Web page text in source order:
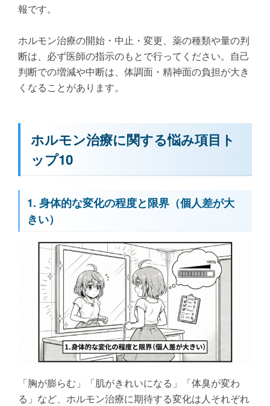
報です。
ホルモン治療の開始・中止・変更、薬の種類や量の判
断は、必ず医師の指示のもとで行ってください。自己
判断での増減や中断は、体調面・精神面の負担が大き
くなることがあります。
ホルモン治療に関する悩み項目ト
ップ10
1. 身体的な変化の程度と限界（個人差が大
きい）
「胸が膨らむ」「肌がきれいになる」「体臭が変わ
る」など、ホルモン治療に期待する変化は人それぞれ